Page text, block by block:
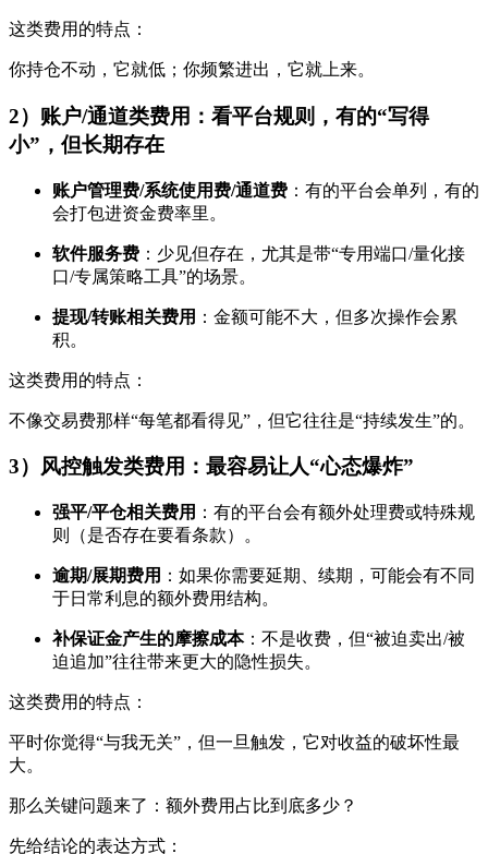
这类费用的特点：
你持仓不动，它就低；你频繁进出，它就上来。
2）账户/通道类费用：看平台规则，有的“写得
小”，但长期存在
账户管理费/系统使用费/通道费 ：有的平台会单列，有的
会打包进资金费率里。
软件服务费 ：少见但存在，尤其是带“专用端口/量化接
口/专属策略工具”的场景。
提现/转账相关费用 ：金额可能不大，但多次操作会累
积。
这类费用的特点：
不像交易费那样“每笔都看得见”，但它往往是“持续发生”的。
3）风控触发类费用：最容易让人“心态爆炸”
强平/平仓相关费用 ：有的平台会有额外处理费或特殊规
则（是否存在要看条款）。
逾期/展期费用 ：如果你需要延期、续期，可能会有不同
于日常利息的额外费用结构。
补保证金产生的摩擦成本：不是收费，但“被迫卖出/被
迫追加”往往带来更大的隐性损失。
这类费用的特点：
平时你觉得“与我无关”，但一旦触发，它对收益的破坏性最
大。
那么关键问题来了：额外费用占比到底多少？
先给结论的表达方式：